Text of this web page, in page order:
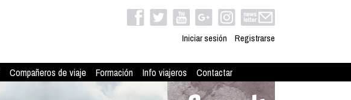
Iniciar sesión Registrarse
Compañeros de viaje Formación Info viajeros Contactar